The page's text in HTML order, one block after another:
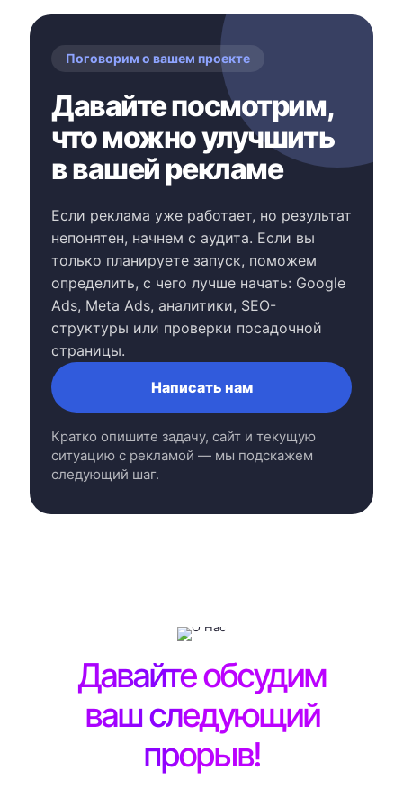
Поговорим о вашем проекте
Давайте посмотрим,
что можно улучшить
в вашей рекламе
Если реклама уже работает, но результат
непонятен, начнем с аудита. Если вы
только планируете запуск, поможем
определить, с чего лучше начать: Google
Ads, Meta Ads, аналитики, SEO-
структуры или проверки посадочной
страницы.
Написать нам
Кратко опишите задачу, сайт и текущую
ситуацию с рекламой — мы подскажем
следующий шаг.
Давайте обсудим
ваш следующий
прорыв!